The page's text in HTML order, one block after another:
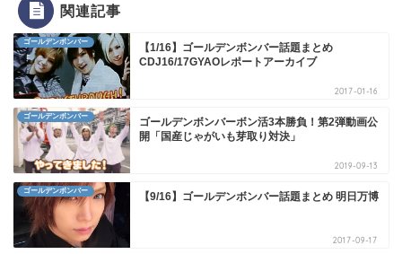
関連記事
ゴールデンボンバー
【1/16】ゴールデンボンバー話題まとめ
CDJ16/17GYAOレポートアーカイブ
2017-01-16
ゴールデンボンバー
ゴールデンボンバーボン活3本勝負！第2弾動画公
開「国産じゃがいも芽取り対決」
2019-09-13
ゴールデンボンバー 【9/16】ゴールデンボンバー話題まとめ 明日万博
2017-09-17